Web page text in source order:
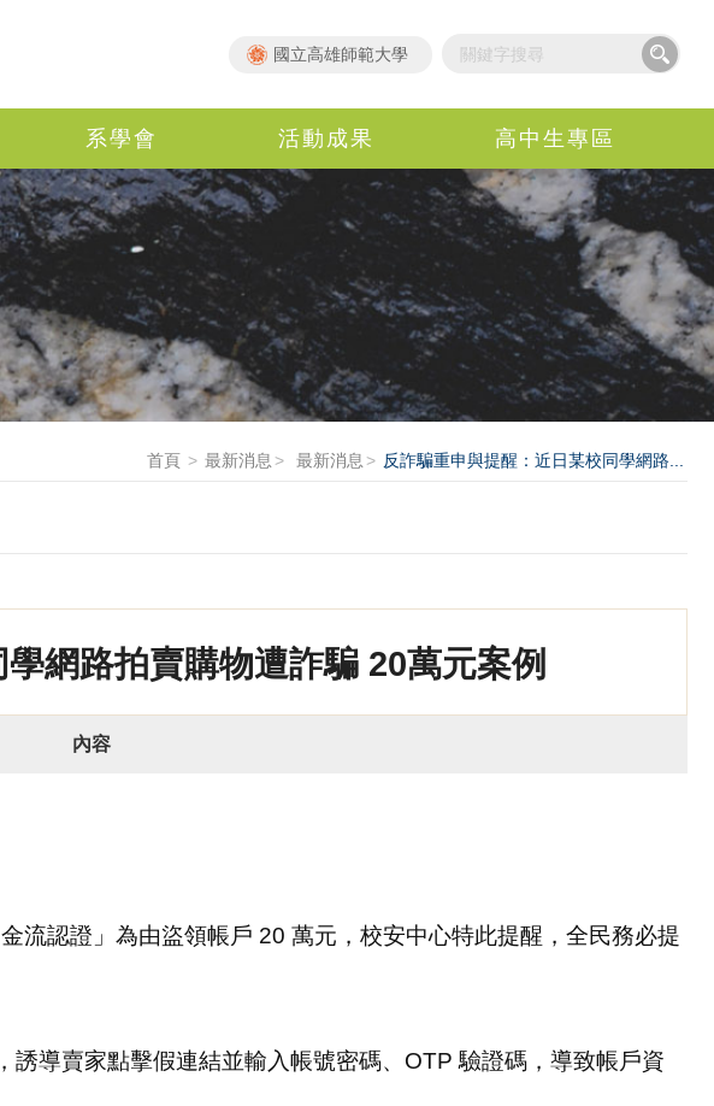
系學會 活動成果 高中生專區
國立高雄師範大學
首頁 最新消息 最新消息 反詐騙重申與提醒：近日某校同學網路...
網路拍賣購物遭詐騙 20萬元案例
內容
流認證」為由盜領帳戶 20 萬元，校安中心特此提醒，全民務必提
導賣家點擊假連結並輸入帳號密碼、OTP 驗證碼，導致帳戶資